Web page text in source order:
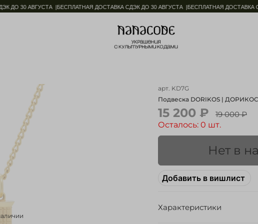
ДО 30 АВГУСТА |БЕСПЛАТНАЯ ДОСТАВКА СДЭК ДО 30 АВГУСТА |БЕСПЛАТНАЯ ДОСТАВКА
арт. KD7G
Подвеска DORIKOS |
15 200 ₽
19 000 ₽
Осталось: 0 шт.
Нет в
Добавить в вишлист
Характеристики